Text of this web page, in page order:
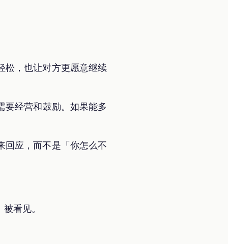
松，也让对方更愿意继续
要经营和鼓励。如果能多
回应，而不是「你怎么不
看见。